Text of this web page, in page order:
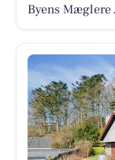
Byens